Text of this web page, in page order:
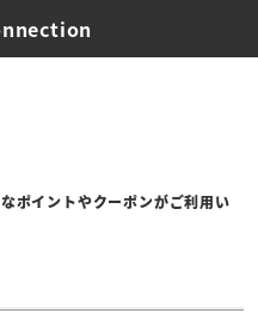
ポイントやクーポンがご利用い